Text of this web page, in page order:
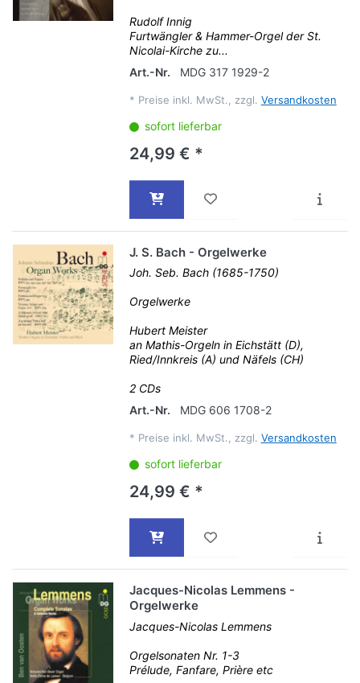
Rudolf Innig
Furtwängler & Hammer-Orgel der St.
Nicolai-Kirche zu...
Art.-Nr.
MDG 317 1929-2
* Preise inkl. MwSt., zzgl. Versandkosten
sofort lieferbar
24,99 € *
J. S. Bach - Orgelwerke
Joh. Seb. Bach (1685-1750)
Orgelwerke
Hubert Meister
an Mathis-Orgeln in Eichstätt (D),
Ried/Innkreis (A) und Näfels (CH)
2 CDs
Art.-Nr.
MDG 606 1708-2
* Preise inkl. MwSt., zzgl. Versandkosten
sofort lieferbar
24,99 € *
Jacques-Nicolas Lemmens -
Orgelwerke
Jacques-Nicolas Lemmens
Orgelsonaten Nr. 1-3
Prélude, Fanfare, Prière etc